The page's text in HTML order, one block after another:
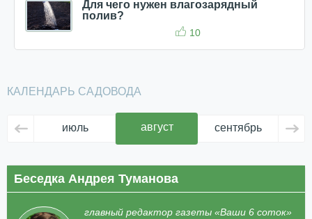
Для чего нужен влагозарядный
полив?
10
КАЛЕНДАРЬ САДОВОДА
июль август сентябрь
Беседка Андрея Туманова
главный редактор газеты «Ваши 6 соток»